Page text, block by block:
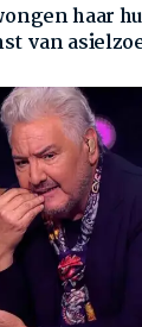
haar
van